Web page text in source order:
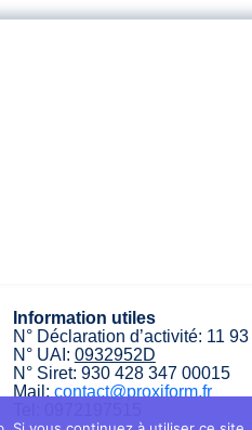
Information utiles
N° Déclaration d’activité: 11
N° UAI: 0932952D
N° Siret: 930 428 347 00015
Mail: contact@proxiform.fr